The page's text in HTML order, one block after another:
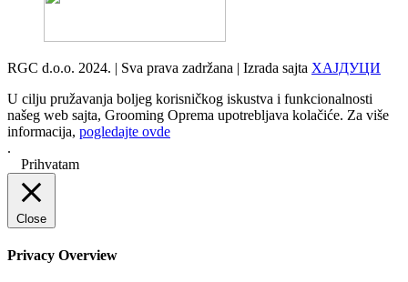
RGC d.o.o. 2024. | Sva prava zadržana | Izrada sajta ХАЈДУЦИ
U cilju pružavanja boljeg korisničkog iskustva i funkcionalnosti
našeg web sajta, Grooming Oprema upotrebljava kolačiće. Za više
informacija, pogledajte ovde
.
Prihvatam
Close
Privacy Overview